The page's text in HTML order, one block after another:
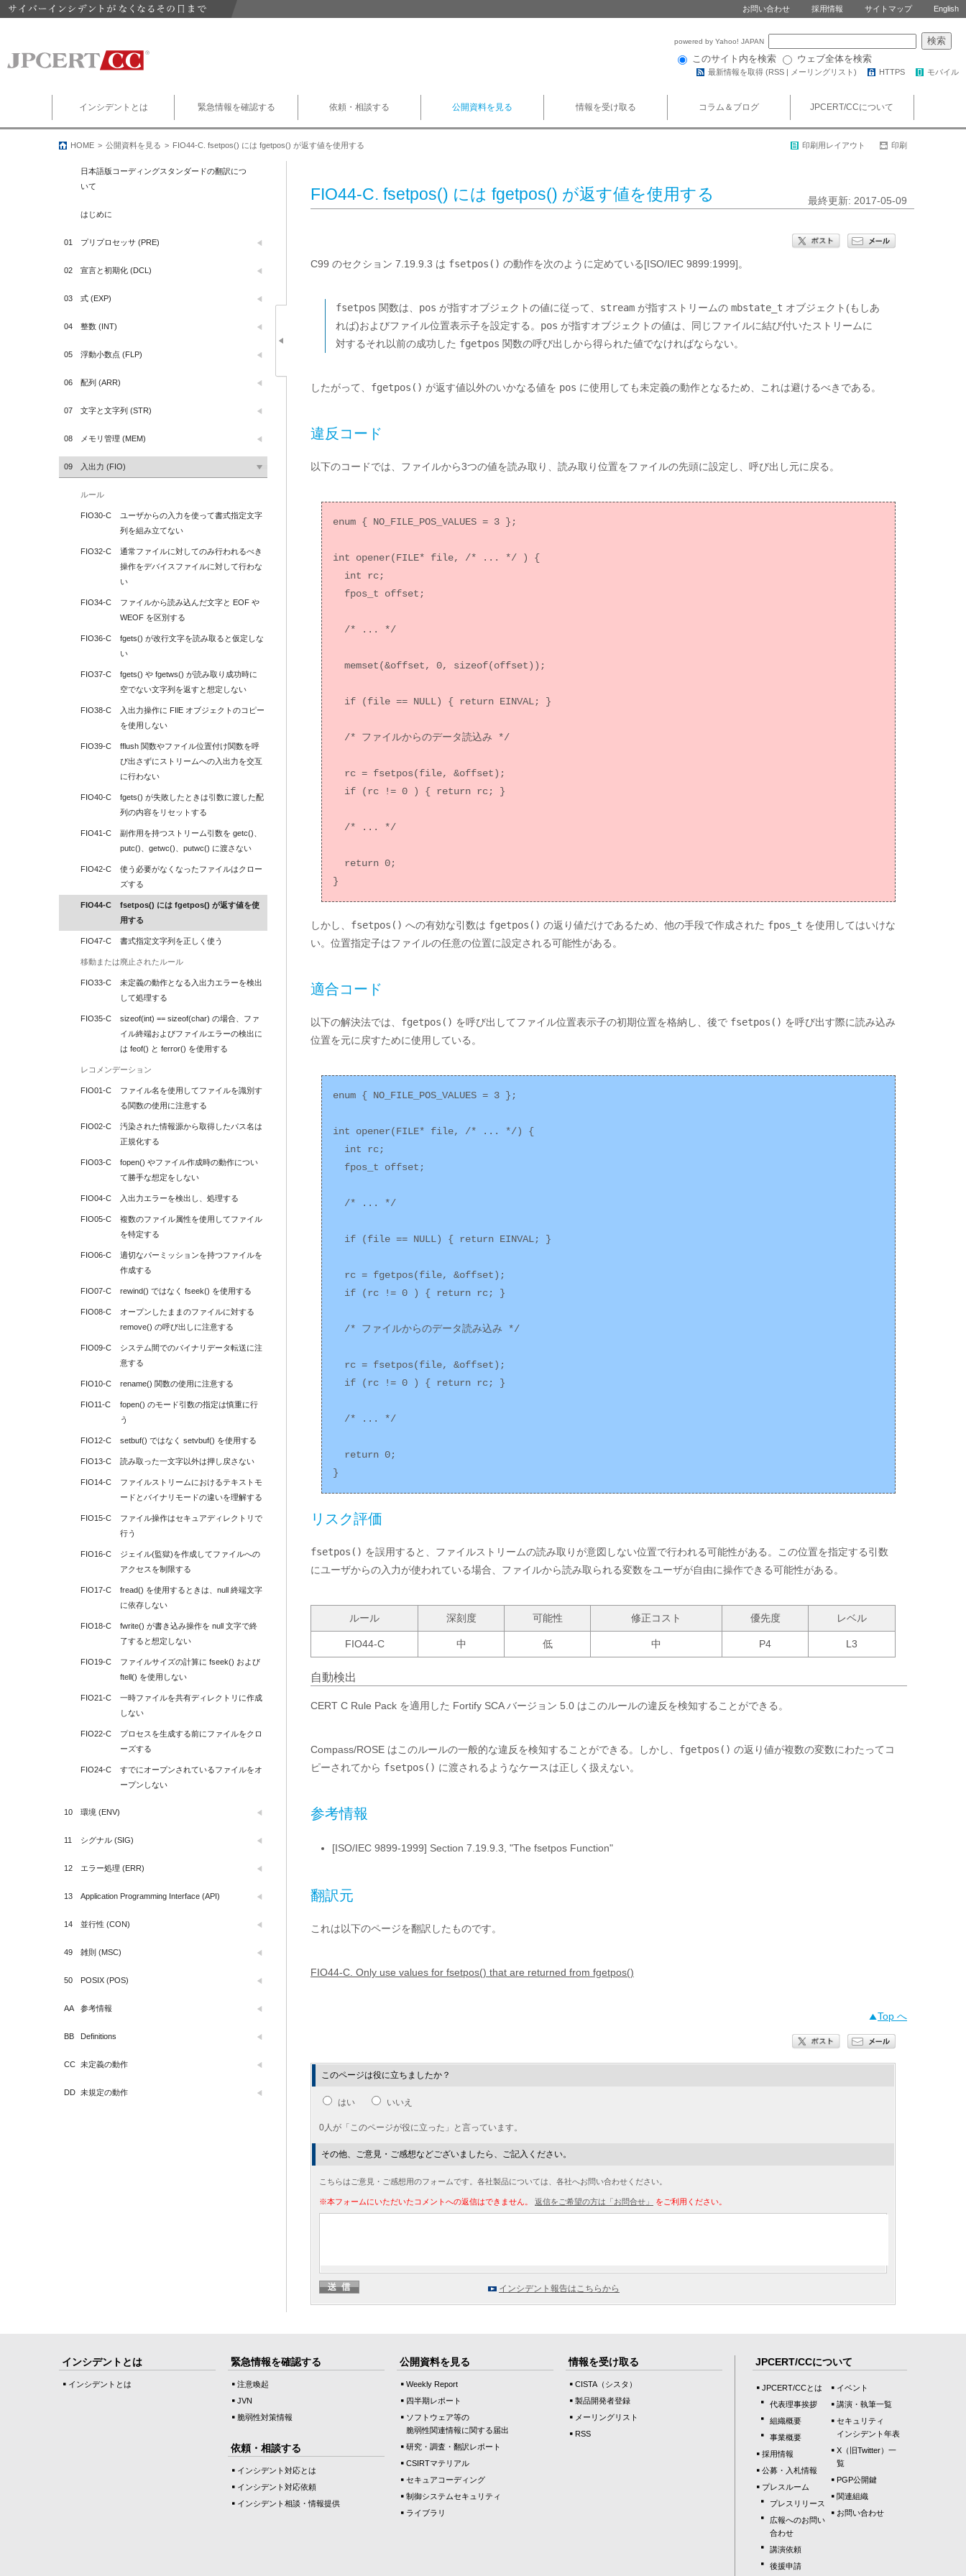
お問い合わせ 採用情報 サイトマップ English
powered by Yahoo! JAPAN
このサイト内を検索 ウェブ全体を検索
最新情報を取得 (RSS | メーリングリスト ) HTTPS モバイル
インシデントとは 緊急情報を確認する 依頼・相談する 公開資料を見る 情報を受け取る コラム＆ブログ JPCERT/CCについて
HOME 公開資料を見る FIO44-C. fsetpos() には fgetpos() が返す値を使用する 印刷用レイアウト 印刷
FIO44-C. fsetpos() には fgetpos() が返す値を使用する 最終更新: 2017-05-09
C99 のセクション 7.19.9.3 は fsetpos() の動作を次のように定めている[ISO/IEC 9899:1999]。
fsetpos 関数は、 pos が指すオブジェクトの値に従って、 stream が指すストリームの mbstate_t オブジェクト(もしあ
れば)およびファイル位置表示子を設定する。 pos が指すオブジェクトの値は、同じファイルに結び付いたストリームに
対するそれ以前の成功した fgetpos 関数の呼び出しから得られた値でなければならない。
したがって、 fgetpos() が返す値以外のいかなる値を pos に使用しても未定義の動作となるため、これは避けるべきである。
違反コード
以下のコードでは、ファイルから3つの値を読み取り、読み取り位置をファイルの先頭に設定し、呼び出し元に戻る。
enum { NO_FILE_POS_VALUES = 3 };
int opener(FILE* file, /* ... */ ) {
しかし、 fsetpos() への有効な引数は fgetpos() の返り値だけであるため、他の手段で作成された fpos_t を使用してはいけな
い。位置指定子はファイルの任意の位置に設定される可能性がある。
適合コード
以下の解決法では、 fgetpos() を呼び出してファイル位置表示子の初期位置を格納し、後で fsetpos() を呼び出す際に読み込み
位置を元に戻すために使用している。
enum { NO_FILE_POS_VALUES = 3 };
int opener(FILE* file, /* ... */) {
リスク評価
fsetpos() を誤用すると、ファイルストリームの読み取りが意図しない位置で行われる可能性がある。この位置を指定する引数
にユーザからの入力が使われている場合、ファイルから読み取られる変数をユーザが自由に操作できる可能性がある。
ルール 深刻度 可能性 修正コスト 優先度 レベル
FIO44-C 中 低 中 P4 L3
自動検出
CERT C Rule Pack を適用した Fortify SCA バージョン 5.0 はこのルールの違反を検知することができる。
Compass/ROSE はこのルールの一般的な違反を検知することができる。しかし、 fgetpos() の返り値が複数の変数にわたってコ
ピーされてから fsetpos() に渡されるようなケースは正しく扱えない。
参考情報
[ISO/IEC 9899-1999] Section 7.19.9.3, "The fsetpos Function"
翻訳元
これは以下のページを翻訳したものです。
FIO44-C. Only use values for fsetpos() that are returned from fgetpos()
Top へ
このページは役に立ちましたか？
はい いいえ
0人が「このページが役に立った」と言っています。
その他、ご意見・ご感想などございましたら、ご記入ください。
こちらはご意見・ご感想用のフォームです。各社製品については、各社へお問い合わせください。
※本フォームにいただいたコメントへの返信はできません。 返信をご希望の方は「お問合せ」 をご利用ください。
インシデント報告はこちらから
日本語版コーディングスタンダードの翻訳につ
いて
はじめに
01 プリプロセッサ (PRE)
02 宣言と初期化 (DCL)
03 式 (EXP)
04 整数 (INT)
05 浮動小数点 (FLP)
06 配列 (ARR)
07 文字と文字列 (STR)
08 メモリ管理 (MEM)
09 入出力 (FIO)
ルール
FIO30-C
ユーザからの入力を使って書式指定文字
列を組み立てない
FIO32-C
通常ファイルに対してのみ行われるべき
操作をデバイスファイルに対して行わな
い
FIO34-C
ファイルから読み込んだ文字と EOF や
WEOF を区別する
FIO36-C
fgets() が改行文字を読み取ると仮定しな
い
FIO37-C
fgets() や fgetws() が読み取り成功時に
空でない文字列を返すと想定しない
FIO38-C
入出力操作に FIlE オブジェクトのコピー
を使用しない
FIO39-C
fflush 関数やファイル位置付け関数を呼
び出さずにストリームへの入出力を交互
に行わない
FIO40-C
fgets() が失敗したときは引数に渡した配
列の内容をリセットする
FIO41-C
副作用を持つストリーム引数を getc()、
putc()、getwc()、putwc() に渡さない
FIO42-C
使う必要がなくなったファイルはクロー
ズする
FIO44-C
fsetpos() には fgetpos() が返す値を使
用する
FIO47-C 書式指定文字列を正しく使う
移動または廃止されたルール
FIO33-C
未定義の動作となる入出力エラーを検出
して処理する
FIO35-C
sizeof(int) == sizeof(char) の場合、ファ
イル終端およびファイルエラーの検出に
は feof() と ferror() を使用する
レコメンデーション
FIO01-C
ファイル名を使用してファイルを識別す
る関数の使用に注意する
FIO02-C
汚染された情報源から取得したパス名は
正規化する
FIO03-C
fopen() やファイル作成時の動作につい
て勝手な想定をしない
FIO04-C 入出力エラーを検出し、処理する
FIO05-C
複数のファイル属性を使用してファイル
を特定する
FIO06-C
適切なパーミッションを持つファイルを
作成する
FIO07-C rewind() ではなく fseek() を使用する
FIO08-C
オープンしたままのファイルに対する
remove() の呼び出しに注意する
FIO09-C
システム間でのバイナリデータ転送に注
意する
FIO10-C rename() 関数の使用に注意する
FIO11-C
fopen() のモード引数の指定は慎重に行
う
FIO12-C setbuf() ではなく setvbuf() を使用する
FIO13-C 読み取った一文字以外は押し戻さない
FIO14-C
ファイルストリームにおけるテキストモ
ードとバイナリモードの違いを理解する
FIO15-C
ファイル操作はセキュアディレクトリで
行う
FIO16-C
ジェイル(監獄)を作成してファイルへの
アクセスを制限する
FIO17-C
fread() を使用するときは、null 終端文字
に依存しない
FIO18-C
fwrite() が書き込み操作を null 文字で終
了すると想定しない
FIO19-C
ファイルサイズの計算に fseek() および
ftell() を使用しない
FIO21-C
一時ファイルを共有ディレクトリに作成
しない
FIO22-C
プロセスを生成する前にファイルをクロ
ーズする
FIO24-C
すでにオープンされているファイルをオ
ープンしない
10 環境 (ENV)
11 シグナル (SIG)
12 エラー処理 (ERR)
13 Application Programming Interface (API)
14 並行性 (CON)
49 雑則 (MSC)
50 POSIX (POS)
AA 参考情報
BB Definitions
CC 未定義の動作
DD 未規定の動作
JPCERT/CCについて
JPCERT/CCとは
代表理事挨拶
組織概要
事業概要
採用情報
公募・入札情報
プレスルーム
プレスリリース
広報へのお問い
合わせ
講演依頼
後援申請
イベント
講演・執筆一覧
セキュリティ
インシデント年表
X（旧Twitter）一
覧
PGP公開鍵
関連組織
お問い合わせ
インシデントとは
インシデントとは
緊急情報を確認する
注意喚起
JVN
脆弱性対策情報
依頼・相談する
インシデント対応とは
インシデント対応依頼
インシデント相談・情報提供
公開資料を見る
Weekly Report
四半期レポート
ソフトウェア等の
脆弱性関連情報に関する届出
研究・調査・翻訳レポート
CSIRTマテリアル
セキュアコーディング
制御システムセキュリティ
ライブラリ
情報を受け取る
CISTA（シスタ）
製品開発者登録
メーリングリスト
RSS